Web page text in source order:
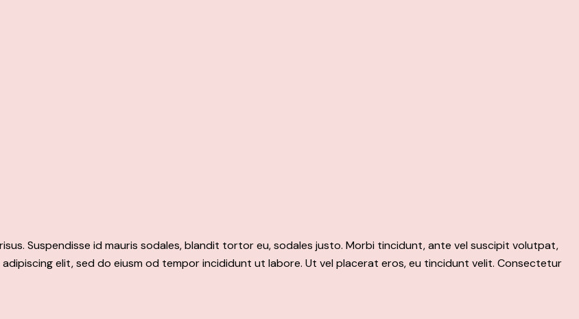
Suspendisse id mauris sodales, blandit tortor eu, sodales justo. Morbi tincidunt, ante vel suscipit volutpat,
elit, sed do eiusm od tempor incididunt ut labore. Ut vel placerat eros, eu tincidunt velit. Consectetur